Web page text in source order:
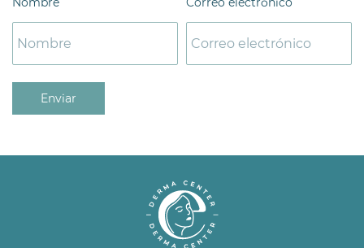
Enviar